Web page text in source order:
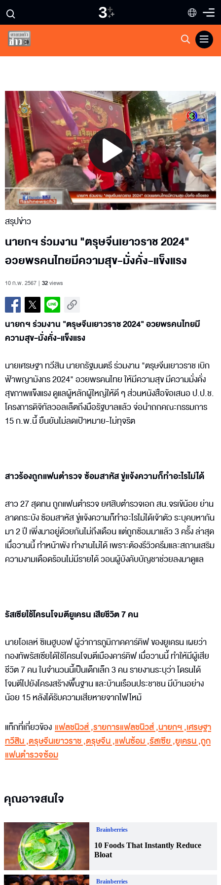
Play
Video
สรุปข่าว
นายกฯ ร่วมงาน "ตรุษจีนเยาวราช 2024"
อวยพรคนไทยมีความสุข-มั่งคั่ง-แข็งแรง
10 ก.พ. 2567 32views
นายกฯ ร่วมงาน "ตรุษจีนเยาวราช 2024" อวยพรคนไทยมี
ความสุข-มั่งคั่ง-แข็งแรง
นายเศรษฐา ทวีสิน นายกรัฐมนตรี ร่วมงาน "ตรุษจีนเยาวราช เบิก
ฟ้าพญามังกร 2024" อวยพรคนไทย ให้มีความสุข มีความมั่งคั่ง
สุขภาพแข็งแรง ดูแลผู้หลักผู้ใหญ่ให้ดี ๆ ส่วนหนังสือข้อเสนอ ป.ป.ช.
โครงการดิจิทัลวอลเล็ตถึงมือรัฐบาลแล้ว จ่อนำถกคณะกรรมการ
15 ก.พ.นี้ ยืนยันไม่ลดเป้าหมาย-ไม่ทุจริต
สาวร้องถูกแฟนตำรวจ ซ้อมสาหัส ขู่แจ้งความก็ทำอะไรไม่ได้
สาว 27 สุดทน ถูกแฟนตำรวจ ยศสิบตำรวจเอก สน.จรเข้น้อย ย่าน
ลาดกระบัง ซ้อมสาหัส ขู่แจ้งความก็ทำอะไรไม่ได้เจ้าตัว ระบุคบหากัน
มา 2 ปี เพิ่งมาอยู่ด้วยกันไม่ถึงเดือน แต่ถูกซ้อมมาแล้ว 3 ครั้ง ล่าสุด
เมื่อวานนี้ ทำหน้าพัง ทำงานไม่ได้ เพราะต้องรีวิวครีมและสถานเสริม
ความงามเดือดร้อนไม่มีรายได้ วอนผู้บังคับบัญชาช่วยลงมาดูแล
รัสเซียใช้โครนโจมตียูเครน เสียชีวิต 7 คน
นายโอเลห์ ซิเนฮูบอฟ ผู้ว่าการภูมิภาคคาร์คิฟ ของยูเครน เผยว่า
กองทัพรัสเซียได้ใช้โครนโจมตีเมืองคาร์คิฟ เมื่อวานนี้ ทำให้มีผู้เสีย
ชีวิต 7 คน ในจำนวนนี้เป็นเด็กเล็ก 3 คน รายงานระบุว่า โดรนได้
โจมตีไปยังโครงสร้างพื้นฐาน และบ้านเรือนประชาชน มีบ้านอย่าง
น้อย 15 หลังได้รับความเสียหายจากไฟไหม้
แท็กที่เกี่ยวข้อง แฟลชนิวส์,รายการแฟลชนิวส์,นายกฯ,เศรษฐา
ทวีสิน,ตรุษจีนเยาวราช,ตรุษจีน,แฟนซ้อม,รัสเซีย,ยูเครน,ถูก
แฟนตำรวจซ้อม
คุณอาจสนใจ